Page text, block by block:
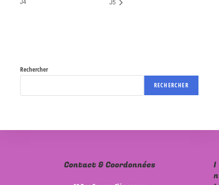
J5
Rechercher
RECHERCHER
Contact & Coordonnées
I
n